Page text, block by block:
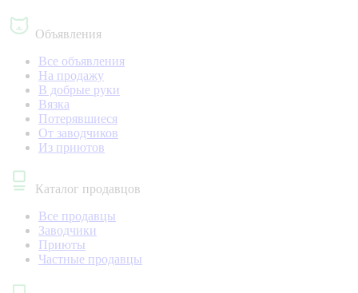
Объявления
Все объявления
На продажу
В добрые руки
Вязка
Потерявшиеся
От заводчиков
Из приютов
Каталог продавцов
Все продавцы
Заводчики
Приюты
Частные продавцы